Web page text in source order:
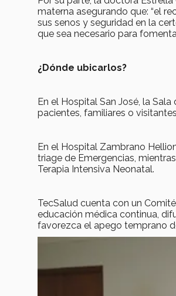
materna asegurando que: “el
sus senos y seguridad en la
que sea necesario para
¿Dónde ubicarlos?
En el Hospital San José, la
pacientes, familiares o
En el Hospital Zambrano
triage de Emergencias,
Terapia Intensiva Neonatal.
TecSalud cuenta con un
educación médica continua,
favorezca el apego temprano